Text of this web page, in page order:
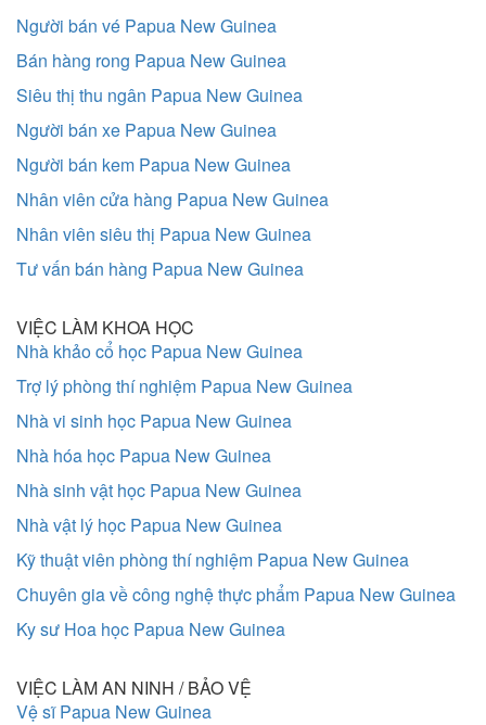
Người bán vé Papua New Guinea
Bán hàng rong Papua New Guinea
Siêu thị thu ngân Papua New Guinea
Người bán xe Papua New Guinea
Người bán kem Papua New Guinea
Nhân viên cửa hàng Papua New Guinea
Nhân viên siêu thị Papua New Guinea
Tư vấn bán hàng Papua New Guinea
VIỆC LÀM KHOA HỌC
Nhà khảo cổ học Papua New Guinea
Trợ lý phòng thí nghiệm Papua New Guinea
Nhà vi sinh học Papua New Guinea
Nhà hóa học Papua New Guinea
Nhà sinh vật học Papua New Guinea
Nhà vật lý học Papua New Guinea
Kỹ thuật viên phòng thí nghiệm Papua New Guinea
Chuyên gia về công nghệ thực phẩm Papua New Guinea
Ky sư Hoa học Papua New Guinea
VIỆC LÀM AN NINH / BẢO VỆ
Vệ sĩ Papua New Guinea